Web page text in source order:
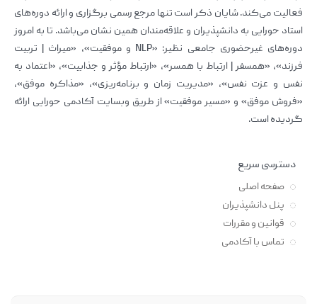
فعالیت می‌کند. شایان ذکر است تنها مرجع رسمی برگزاری و ارائه دوره‌های
استاد حورایی به دانشپذیران و علاقه‌مندان همین نشان می‌باشد. تا به امروز
دوره‌های غیرحضوری جامعی نظیر: «NLP و موفقیت»، «میراث | تربیت
فرزند»، «همسفر | ارتباط با همسر»، «ارتباط مؤثر و جذابیت»، «اعتماد به
نفس و عزت نفس»، «مدیریت زمان و برنامه‌ریزی»، «مذاکره موفق»،
«فروش موفق» و «مسیر موفقیت» از طریق وبسایت آکادمی حورایی ارائه
گردیده است.
دسترسی سریع
صفحه اصلی
پنل دانشپذیران
قوانین و مقررات
تماس با آکادمی